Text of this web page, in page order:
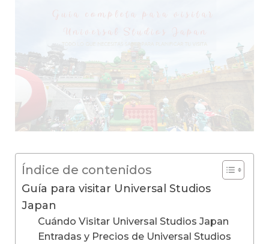
Índice de contenidos
Guía para visitar Universal Studios
Japan
Cuándo Visitar Universal Studios Japan
Entradas y Precios de Universal Studios